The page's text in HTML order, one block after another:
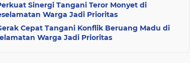
Sinergi Tangani Teror Monyet di
Warga Jadi Prioritas
Cepat Tangani Konflik Beruang Madu di
Warga Jadi Prioritas